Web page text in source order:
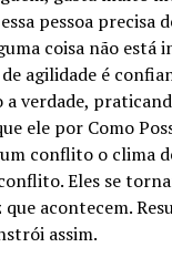
pessoa precisa
coisa não está
agilidade é
verdade,
ele por Como
conflito o clima
Eles se
que acontecem.
assim.